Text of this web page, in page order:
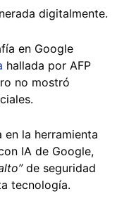
digitalmente.
en Google
hallada por AFP
no mostró
en la herramienta
IA de Google,
de seguridad
tecnología.